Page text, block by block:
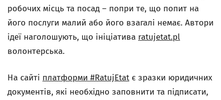
робочих місць та посад – попри те, що попит на
його послуги малий або його взагалі немає. Автори
ідеї наголошують, що ініціатива ratujetat.pl
волонтерська.
На сайті платформи #RatujEtat є зразки юридичних
документів, які необхідно заповнити та підписати,